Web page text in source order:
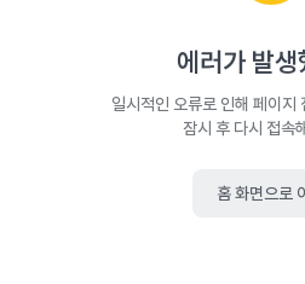
에러가 발생
일시적인 오류로 인해 페이지
잠시 후 다시 접속
홈 화면으로